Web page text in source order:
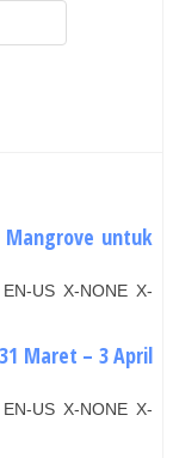
untuk
US X-NONE X-
Maret – 3 April
US X-NONE X-